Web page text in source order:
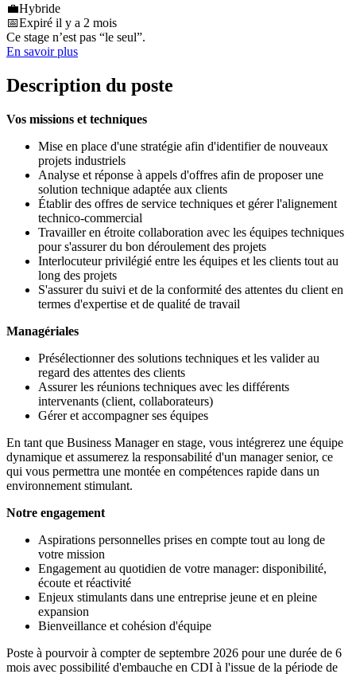
💼Hybride
📅Expiré il y a 2 mois
Ce stage n’est pas “le seul”.
En savoir plus
Description du poste
Vos missions et techniques
Mise en place d'une stratégie afin d'identifier de nouveaux
projets industriels
Analyse et réponse à appels d'offres afin de proposer une
solution technique adaptée aux clients
Établir des offres de service techniques et gérer l'alignement
technico-commercial
Travailler en étroite collaboration avec les équipes techniques
pour s'assurer du bon déroulement des projets
Interlocuteur privilégié entre les équipes et les clients tout au
long des projets
S'assurer du suivi et de la conformité des attentes du client en
termes d'expertise et de qualité de travail
Managériales
Présélectionner des solutions techniques et les valider au
regard des attentes des clients
Assurer les réunions techniques avec les différents
intervenants (client, collaborateurs)
Gérer et accompagner ses équipes
En tant que Business Manager en stage, vous intégrerez une équipe
dynamique et assumerez la responsabilité d'un manager senior, ce
qui vous permettra une montée en compétences rapide dans un
environnement stimulant.
Notre engagement
Aspirations personnelles prises en compte tout au long de
votre mission
Engagement au quotidien de votre manager: disponibilité,
écoute et réactivité
Enjeux stimulants dans une entreprise jeune et en pleine
expansion
Bienveillance et cohésion d'équipe
Poste à pourvoir à compter de septembre 2026 pour une durée de 6
mois avec possibilité d'embauche en CDI à l'issue de la période de